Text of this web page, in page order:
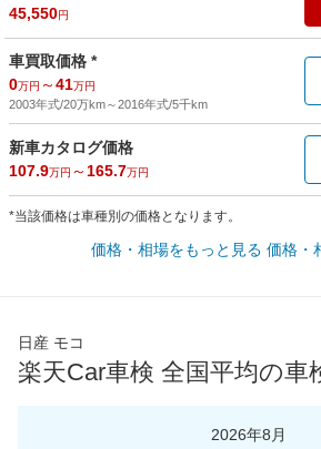
45,550円
車買取価格 *
0万円 ～41万円
2003年式/20万km～2016年式/5千km
新車カタログ価格
107.9万円 ～ 165.7万円
*当該価格は車種別の価格となります。
価格・相場をもっと見る 価格・
日産 モコ
楽天Car車検 全国平均の車
2026年8月